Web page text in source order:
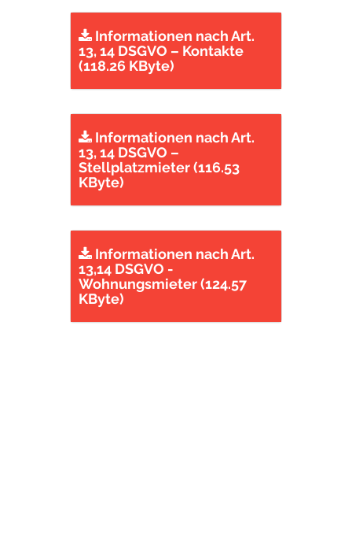
Informationen nach Art.
13, 14 DSGVO – Kontakte
(118.26 KByte)
Informationen nach Art.
13, 14 DSGVO –
Stellplatzmieter (116.53
KByte)
Informationen nach Art.
13,14 DSGVO -
Wohnungsmieter (124.57
KByte)